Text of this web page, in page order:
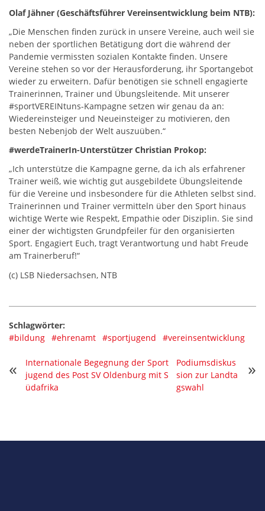
Olaf Jähner (Geschäftsführer Vereinsentwicklung beim NTB):
„Die Menschen finden zurück in unsere Vereine, auch weil sie
neben der sportlichen Betätigung dort die während der
Pandemie vermissten sozialen Kontakte finden. Unsere
Vereine stehen so vor der Herausforderung, ihr Sportangebot
wieder zu erweitern. Dafür benötigen sie schnell engagierte
Trainerinnen, Trainer und Übungsleitende. Mit unserer
#sportVEREINtuns-Kampagne setzen wir genau da an:
Wiedereinsteiger und Neueinsteiger zu motivieren, den
besten Nebenjob der Welt auszuüben.“
#werdeTrainerIn-Unterstützer Christian Prokop:
„Ich unterstütze die Kampagne gerne, da ich als erfahrener
Trainer weiß, wie wichtig gut ausgebildete Übungsleitende
für die Vereine und insbesondere für die Athleten selbst sind.
Trainerinnen und Trainer vermitteln über den Sport hinaus
wichtige Werte wie Respekt, Empathie oder Disziplin. Sie sind
einer der wichtigsten Grundpfeiler für den organisierten
Sport. Engagiert Euch, tragt Verantwortung und habt Freude
am Trainerberuf!“
(c) LSB Niedersachsen, NTB
Schlagwörter:
#bildung #ehrenamt #sportjugend #vereinsentwicklung
«
Internationale Begegnung der Sport
jugend des Post SV Oldenburg mit S
üdafrika
Podiumsdiskus
sion zur Landta
gswahl
»